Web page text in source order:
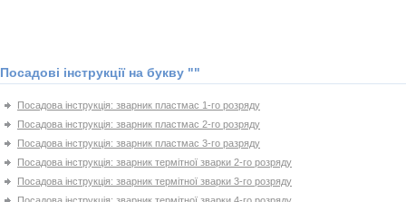
Посадові інструкції на букву ""
Посадова інструкція: зварник пластмас 1-го розряду
Посадова інструкція: зварник пластмас 2-го розряду
Посадова інструкція: зварник пластмас 3-го разряду
Посадова інструкція: зварник термітної зварки 2-го розряду
Посадова інструкція: зварник термітної зварки 3-го розряду